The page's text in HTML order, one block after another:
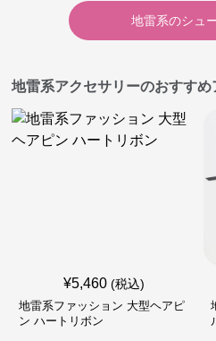
地雷系のシュ
地雷系アクセサリーのおすすめ
¥5,460 (税込)
地雷系ファッション 大型ヘアピ
ン ハートリボン